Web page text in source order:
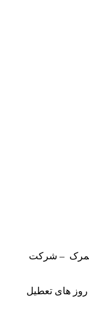
گمرک – شرکت
های تعطیل